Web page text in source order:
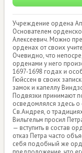
Учреждение ордена
Основателем
Алексеевич. Можно
орденах от своих
Очевидно, что
орденами у него
1697-1698 годах и
Гюйссен в своих
замок и капеллу
Подвязки принимают
осведомлялся здесь о
Св.Андрея, о
Вильгельм просил
— вступить в состав
отказ Петра часто
себя подобный же